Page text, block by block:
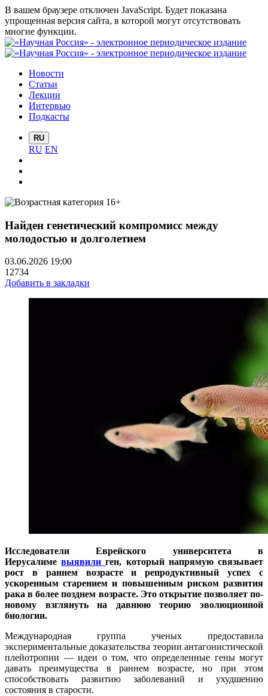
В вашем браузере отключен JavaScript. Будет показана
упрощенная версия сайта, в которой могут отсутствовать
многие функции.
Новости
Статьи
Лекции
Интервью
Подкасты
RU
RU EN
Найден генетический компромисс между
молодостью и долголетием
03.06.2026 19:00
12734
Добавить в закладки
Исследователи Еврейского университета в
Иерусалимевыявилиген, который напрямую связывает
рост в раннем возрасте и репродуктивный успех с
ускоренным старением и повышенным риском развития
рака в более позднем возрасте. Это открытие позволяет по-
новому взглянуть на давнюю теорию эволюционной
биологии.
Международная группа ученых предоставила
экспериментальные доказательства теории антагонистической
плейотропии — идеи о том, что определенные гены могут
давать преимущества в раннем возрасте, но при этом
способствовать развитию заболеваний и ухудшению
состояния в старости.